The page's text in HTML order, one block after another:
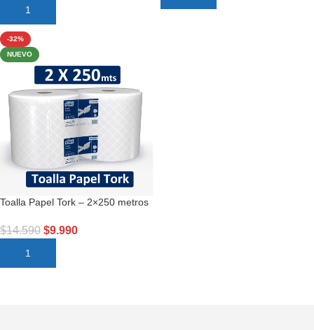
AÑADIR AL CARRITO
-32%
NUEVO
Toalla Papel Tork – 2×250 metros
$14.590 $9.990
AÑADIR AL CARRITO